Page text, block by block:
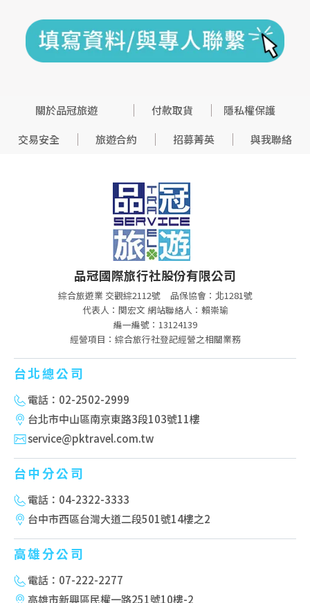
關於品冠旅遊 付款取貨
隱私權保護
交易安全
旅遊合約 招募菁英 與我聯絡
品冠國際旅行社股份有限公司
綜合旅遊業 交觀綜2112號
品保協會：北1281號
代表人：関宏文 網站聯絡人：賴崇瑜
編一編號：13124139
經營項目：綜合旅行社登記經營之相關業務
台北總公司
電話：02-2502-2999
台北市中山區南京東路3段103號11樓
service@pktravel.com.tw
台中分公司
電話：04-2322-3333
台中市西區台灣大道二段501號14樓之2
高雄分公司
電話：07-222-2277
高雄市新興區民權一路251號10樓-2